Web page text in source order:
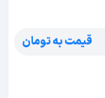
قیمت به تومان